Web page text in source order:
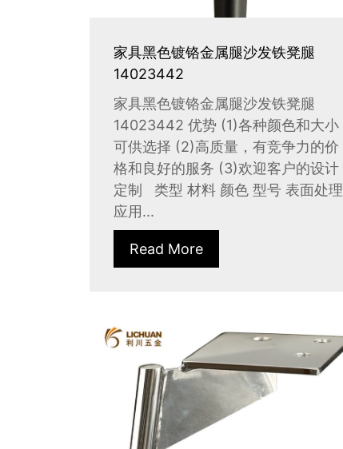
家具黑色镀铬金属腿沙发铁凳腿
14023442
家具黑色镀铬金属腿沙发铁凳腿
14023442 优势 (1)各种颜色和大小
可供选择 (2)高质量，有竞争力的价
格和良好的服务 (3)欢迎客户的设计
定制 类型 材料 颜色 型号 表面处理
应用...
Read More